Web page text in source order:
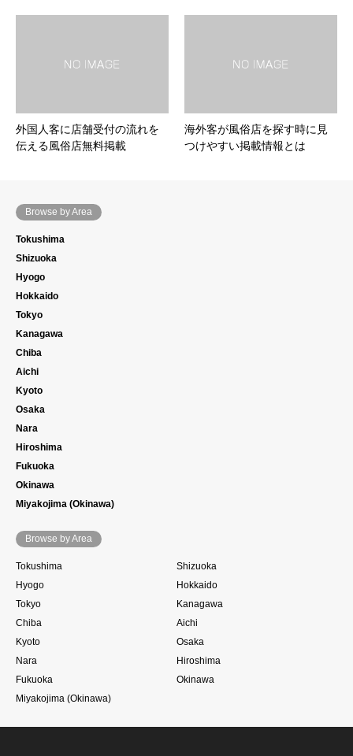
外国人客に店舗受付の流れを
伝える風俗店無料掲載
海外客が風俗店を探す時に見
つけやすい掲載情報とは
Browse by Area
Tokushima
Shizuoka
Hyogo
Hokkaido
Tokyo
Kanagawa
Chiba
Aichi
Kyoto
Osaka
Nara
Hiroshima
Fukuoka
Okinawa
Miyakojima (Okinawa)
Browse by Area
Tokushima
Shizuoka
Hyogo
Hokkaido
Tokyo
Kanagawa
Chiba
Aichi
Kyoto
Osaka
Nara
Hiroshima
Fukuoka
Okinawa
Miyakojima (Okinawa)